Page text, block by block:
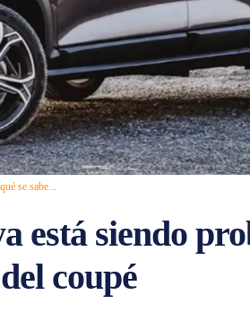
se sabe...
está siendo
coupé